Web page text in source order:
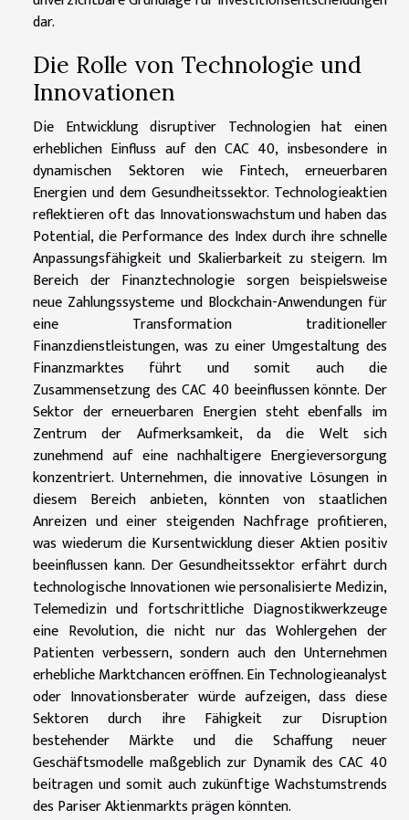
dar.
Die Rolle von Technologie und
Innovationen
Die Entwicklung disruptiver Technologien hat einen
erheblichen Einfluss auf den CAC 40, insbesondere in
dynamischen Sektoren wie Fintech, erneuerbaren
Energien und dem Gesundheitssektor. Technologieaktien
reflektieren oft das Innovationswachstum und haben das
Potential, die Performance des Index durch ihre schnelle
Anpassungsfähigkeit und Skalierbarkeit zu steigern. Im
Bereich der Finanztechnologie sorgen beispielsweise
neue Zahlungssysteme und Blockchain-Anwendungen für
eine Transformation traditioneller
Finanzdienstleistungen, was zu einer Umgestaltung des
Finanzmarktes führt und somit auch die
Zusammensetzung des CAC 40 beeinflussen könnte. Der
Sektor der erneuerbaren Energien steht ebenfalls im
Zentrum der Aufmerksamkeit, da die Welt sich
zunehmend auf eine nachhaltigere Energieversorgung
konzentriert. Unternehmen, die innovative Lösungen in
diesem Bereich anbieten, könnten von staatlichen
Anreizen und einer steigenden Nachfrage profitieren,
was wiederum die Kursentwicklung dieser Aktien positiv
beeinflussen kann. Der Gesundheitssektor erfährt durch
technologische Innovationen wie personalisierte Medizin,
Telemedizin und fortschrittliche Diagnostikwerkzeuge
eine Revolution, die nicht nur das Wohlergehen der
Patienten verbessern, sondern auch den Unternehmen
erhebliche Marktchancen eröffnen. Ein Technologieanalyst
oder Innovationsberater würde aufzeigen, dass diese
Sektoren durch ihre Fähigkeit zur Disruption
bestehender Märkte und die Schaffung neuer
Geschäftsmodelle maßgeblich zur Dynamik des CAC 40
beitragen und somit auch zukünftige Wachstumstrends
des Pariser Aktienmarkts prägen könnten.